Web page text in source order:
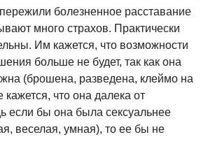
болезненное расставание
много страхов. Практически
Им кажется, что возможности
больше не будет, так как она
(брошена, разведена, клеймо на
что она далека от
если бы она была сексуальнее
веселая, умная), то ее бы не